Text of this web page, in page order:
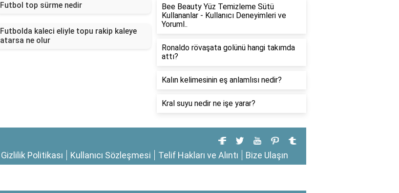
Futbol top sürme nedir
Futbolda kaleci eliyle topu rakip kaleye
atarsa ne olur
Bee Beauty Yüz Temizleme Sütü
Kullananlar - Kullanıcı Deneyimleri ve
Yoruml..
Ronaldo rövaşata golünü hangi takımda
attı?
Kalın kelimesinin eş anlamlısı nedir?
Kral suyu nedir ne işe yarar?
Gizlilik Politikası Kullanıcı Sözleşmesi Telif Hakları ve Alıntı Bize Ulaşın